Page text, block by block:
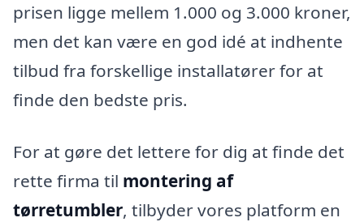
prisen ligge mellem 1.000 og 3.000 kroner,
men det kan være en god idé at indhente
tilbud fra forskellige installatører for at
finde den bedste pris.
For at gøre det lettere for dig at finde det
rette firma til montering af
tørretumbler, tilbyder vores platform en